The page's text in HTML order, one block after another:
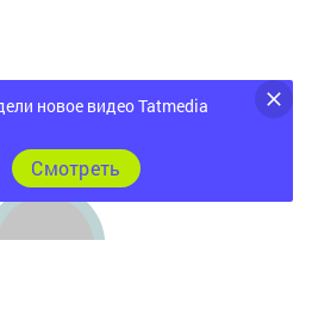
новое видео Tatmedia
Cмотреть